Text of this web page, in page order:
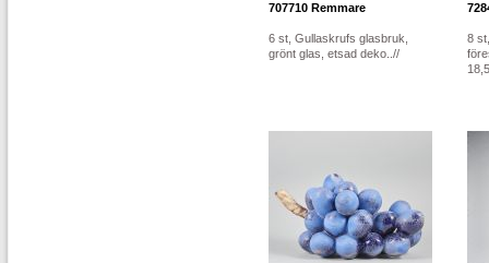
707710 Remmare
6 st, Gullaskrufs glasbruk,
grönt glas, etsad deko..//
8